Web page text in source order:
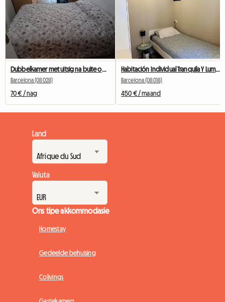
Dubbelkamer met uitsig na buite oorkant Camp Nou
Barcelona (08028)
70 € / nag
Habitación Individual Tranquila Y Luminosa
Barcelona (08018)
450 € / maand
Land
Valuta
Ons tipe akkommodasie
Homestay
Gedeelde behuising
Colivings